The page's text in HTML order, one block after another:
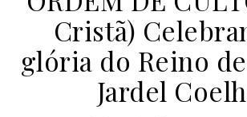
Cristã)
glória do Reino
Jardel